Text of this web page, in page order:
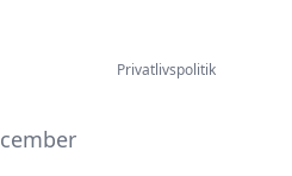
Privatlivspolitik